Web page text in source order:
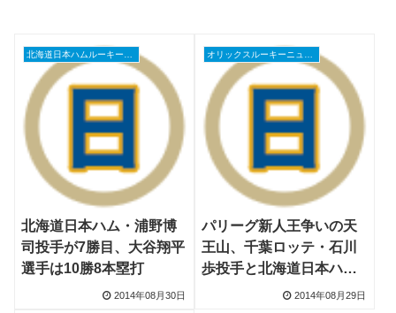
北海道日本ハム・浦野博
司投手が7勝目、大谷翔平
選手は10勝8本塁打
2014年08月30日
パリーグ新人王争いの天
王山、千葉ロッテ・石川
歩投手と北海道日本ハ
ム・浦野博司投手が直接
2014年08月29日